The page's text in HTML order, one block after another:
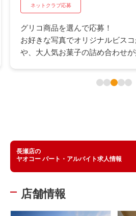
ネットクラブ応募
グリコ商品を選んで応募！
お好きな写真でオリジナルビス
や、大人気お菓子の詰め合わせ
長瀬店の
ヤオコー パート・アルバイト求人情報
店舗情報